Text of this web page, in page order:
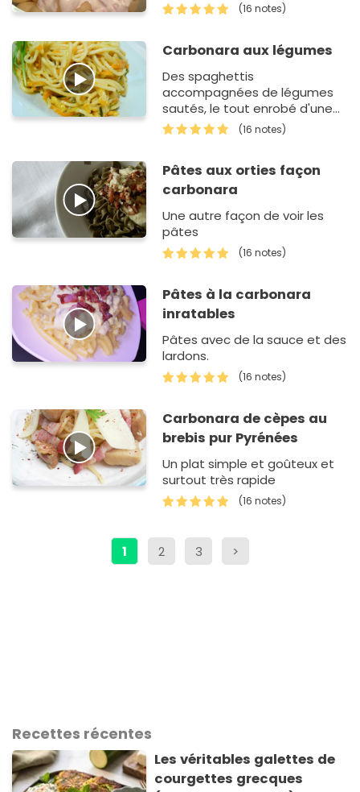
(16 notes)
Carbonara aux légumes
Des spaghettis
accompagnées de légumes
sautés, le tout enrobé d'une
crème aux œufs et aux
fromages.
(16 notes)
Pâtes aux orties façon
carbonara
Une autre façon de voir les
pâtes
(16 notes)
Pâtes à la carbonara
inratables
Pâtes avec de la sauce et des
lardons.
(16 notes)
Carbonara de cèpes au
brebis pur Pyrénées
Un plat simple et goûteux et
surtout très rapide
(16 notes)
1 2 3 >
Recettes récentes
Les véritables galettes de
courgettes grecques